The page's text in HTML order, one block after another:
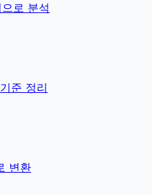
로 분석
준 정리
변환